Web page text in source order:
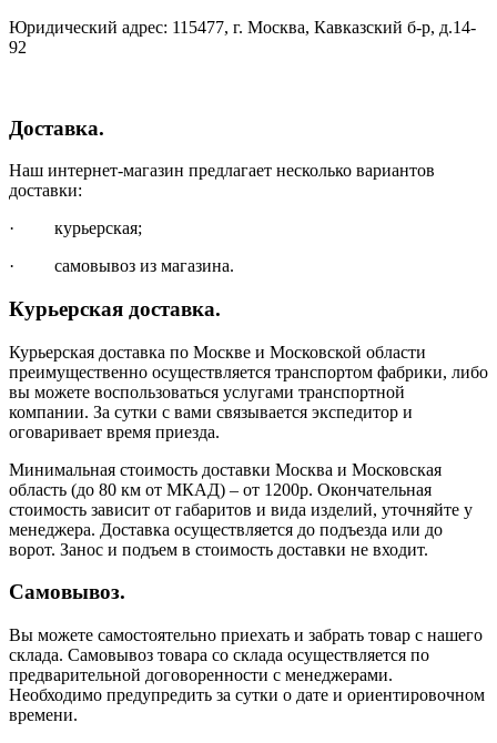
Юридический адрес: 115477, г. Москва, Кавказский б-р, д.14-
92
Доставка.
Наш интернет-магазин предлагает несколько вариантов
доставки:
· курьерская;
· самовывоз из магазина.
Курьерская доставка.
Курьерская доставка по Москве и Московской области
преимущественно осуществляется транспортом фабрики, либо
вы можете воспользоваться услугами транспортной
компании. За сутки с вами связывается экспедитор и
оговаривает время приезда.
Минимальная стоимость доставки Москва и Московская
область (до 80 км от МКАД) – от 1200р. Окончательная
стоимость зависит от габаритов и вида изделий, уточняйте у
менеджера. Доставка осуществляется до подъезда или до
ворот. Занос и подъем в стоимость доставки не входит.
Самовывоз.
Вы можете самостоятельно приехать и забрать товар с нашего
склада. Самовывоз товара со склада осуществляется по
предварительной договоренности с менеджерами.
Необходимо предупредить за сутки о дате и ориентировочном
времени.